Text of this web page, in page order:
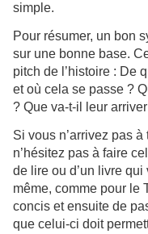
simple.
Pour résumer, un bon
sur une bonne base.
pitch de l’histoire : De
et où cela se passe ?
? Que va-t-il leur
Si vous n’arrivez pas
n’hésitez pas à faire
de lire ou d’un livre
même, comme pour le
concis et ensuite de
que celui-ci doit